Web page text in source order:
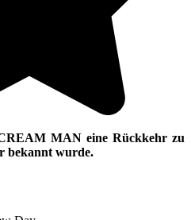
MAN eine Rückkehr zu
bekannt wurde.